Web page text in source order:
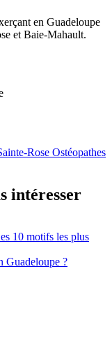
en Guadeloupe
et Baie-Mahault.
Rose Ostéopathes
intéresser
10 motifs les plus
Guadeloupe ?